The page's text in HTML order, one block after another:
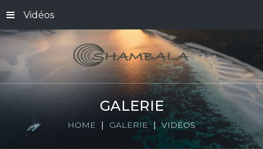
Vidéos
GALERIE
HOME GALERIE VIDÉOS